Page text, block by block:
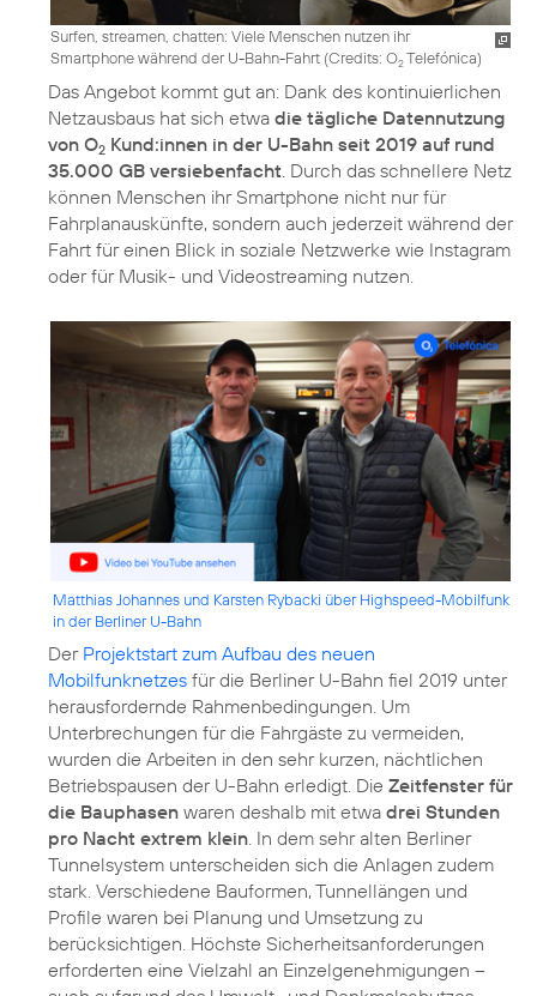
Surfen, streamen, chatten: Viele Menschen nutzen ihr
Smartphone während der U-Bahn-Fahrt (Credits: O2Telefónica)
Das Angebot kommt gut an: Dank des kontinuierlichen
Netzausbaus hat sich etwa die tägliche Datennutzung
von O2 Kund:innen in der U-Bahn seit 2019 auf rund
35.000 GB versiebenfacht. Durch das schnellere Netz
können Menschen ihr Smartphone nicht nur für
Fahrplanauskünfte, sondern auch jederzeit während der
Fahrt für einen Blick in soziale Netzwerke wie Instagram
oder für Musik- und Videostreaming nutzen.
Matthias Johannes und Karsten Rybacki über Highspeed-Mobilfunk
in der Berliner U-Bahn
Der Projektstart zum Aufbau des neuen
Mobilfunknetzes für die Berliner U-Bahn fiel 2019 unter
herausfordernde Rahmenbedingungen. Um
Unterbrechungen für die Fahrgäste zu vermeiden,
wurden die Arbeiten in den sehr kurzen, nächtlichen
Betriebspausen der U-Bahn erledigt. Die Zeitfenster für
die Bauphasen waren deshalb mit etwa drei Stunden
pro Nacht extrem klein . In dem sehr alten Berliner
Tunnelsystem unterscheiden sich die Anlagen zudem
stark. Verschiedene Bauformen, Tunnellängen und
Profile waren bei Planung und Umsetzung zu
berücksichtigen. Höchste Sicherheitsanforderungen
erforderten eine Vielzahl an Einzelgenehmigungen –